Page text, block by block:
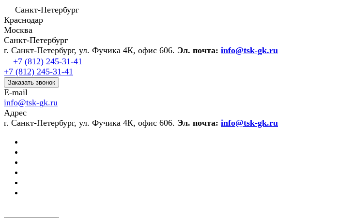
Санкт-Петербург
Краснодар
Москва
Санкт-Петербург
г. Санкт-Петербург, ул. Фучика 4К, офис 606. Эл. почта: info@tsk-gk.ru
+7 (812) 245-31-41
+7 (812) 245-31-41
Заказать звонок
E-mail
info@tsk-gk.ru
Адрес
г. Санкт-Петербург, ул. Фучика 4К, офис 606. Эл. почта: info@tsk-gk.ru